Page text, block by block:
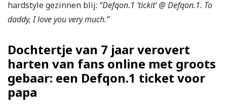
hardstyle gezinnen blij: “Defqon.1 ’tickit’ @ Defqon.1. To
daddy, I love you very much.”
Dochtertje van 7 jaar verovert
harten van fans online met groots
gebaar: een Defqon.1 ticket voor
papa